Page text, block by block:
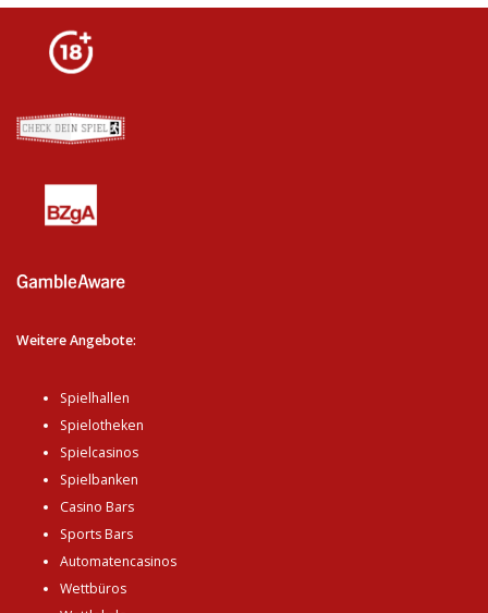
Weitere Angebote:
Spielhallen
Spielotheken
Spielcasinos
Spielbanken
Casino Bars
Sports Bars
Automatencasinos
Wettbüros